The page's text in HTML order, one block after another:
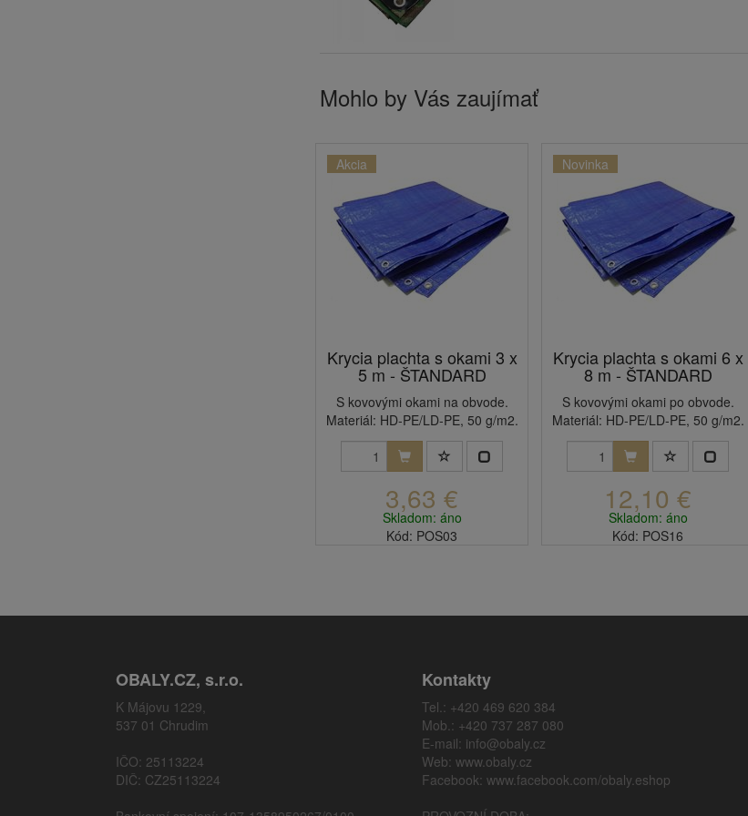
Mohlo by Vás zaujímať
Akcia
Krycia plachta s okami 3 x
5 m - ŠTANDARD
S kovovými okami na obvode.
Materiál: HD-PE/LD-PE, 50 g/m2.
3,63 €
Skladom: áno
Kód: POS03
Novinka
Krycia plachta s okami 6 x
8 m - ŠTANDARD
S kovovými okami po obvode.
Materiál: HD-PE/LD-PE, 50 g/m2.
12,10 €
Skladom: áno
Kód: POS16
OBALY.CZ, s.r.o.
K Májovu 1229,
537 01 Chrudim
IČO: 25113224
DIČ: CZ25113224
Kontakty
Tel.: +420 469 620 384
Mob.: +420 737 287 080
E-mail: info@obaly.cz
Web: www.obaly.cz
Facebook: www.facebook.com/obaly.eshop